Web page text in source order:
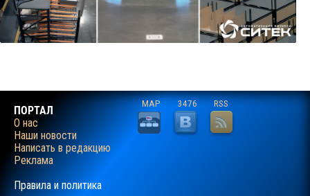
ПОРТАЛ
О нас
Наши новости
Написать в редакцию
Реклама
Правила и политика
MAP 3476 RSS